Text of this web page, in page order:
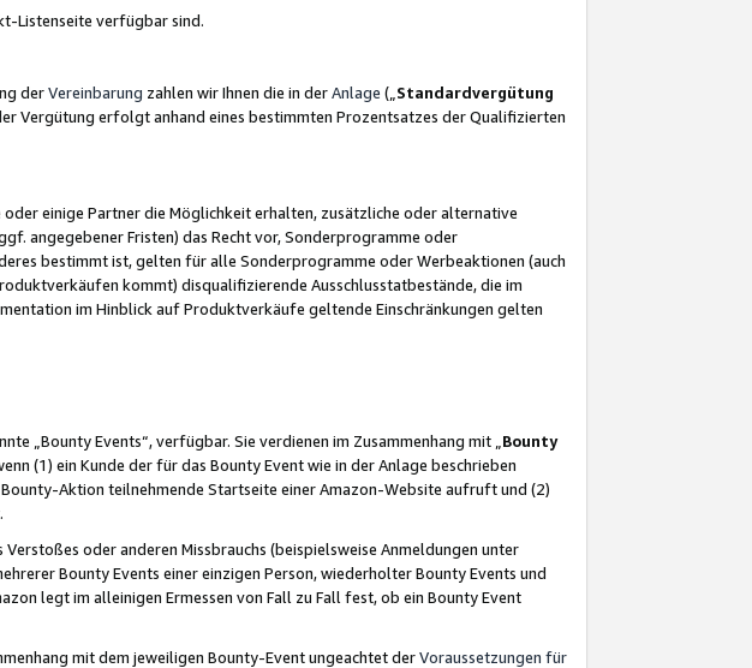
Listenseite verfügbar sind.
derVereinbarung zahlen wir Ihnen die in derAnlage („ Standardvergütung
Vergütung erfolgt anhand eines bestimmten Prozentsatzes der Qualifizierten
einige Partner die Möglichkeit erhalten, zusätzliche oder alternative
angegebener Fristen) das Recht vor, Sonderprogramme oder
bestimmt ist, gelten für alle Sonderprogramme oder Werbeaktionen (auch
kommt) disqualifizierende Ausschlusstatbestände, die im
im Hinblick auf Produktverkäufe geltende Einschränkungen gelten
„Bounty Events“, verfügbar. Sie verdienen im Zusammenhang mit „ Bounty
(1) ein Kunde der für das Bounty Event wie in der Anlage beschrieben
Aktion teilnehmende Startseite einer Amazon-Website aufruft und (2)
oder anderen Missbrauchs (beispielsweise Anmeldungen unter
Bounty Events einer einzigen Person, wiederholter Bounty Events und
legt im alleinigen Ermessen von Fall zu Fall fest, ob ein Bounty Event
mit dem jeweiligen Bounty-Event ungeachtet derVoraussetzungen für